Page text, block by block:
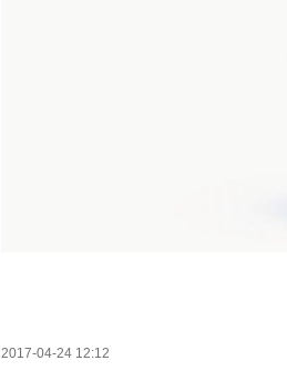
2017-04-24 12:12